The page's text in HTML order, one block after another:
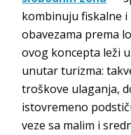
kombinuju fiskalne
obavezama prema
ovog koncepta leži
unutar turizma:
troškove ulaganja,
istovremeno
veze sa malim i